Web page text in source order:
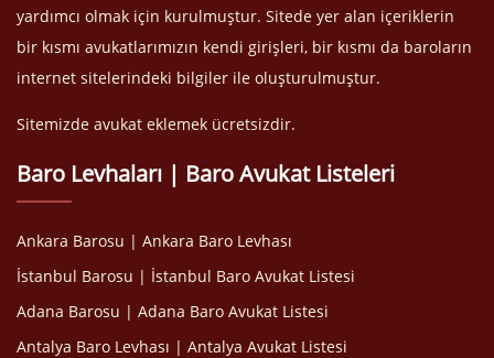
yardımcı olmak için kurulmuştur. Sitede yer alan içeriklerin
bir kısmı avukatlarımızın kendi girişleri, bir kısmı da baroların
internet sitelerindeki bilgiler ile oluşturulmuştur.
Sitemizde avukat eklemek ücretsizdir.
Baro Levhaları | Baro Avukat Listeleri
Ankara Barosu | Ankara Baro Levhası
İstanbul Barosu | İstanbul Baro Avukat Listesi
Adana Barosu | Adana Baro Avukat Listesi
Antalya Baro Levhası | Antalya Avukat Listesi